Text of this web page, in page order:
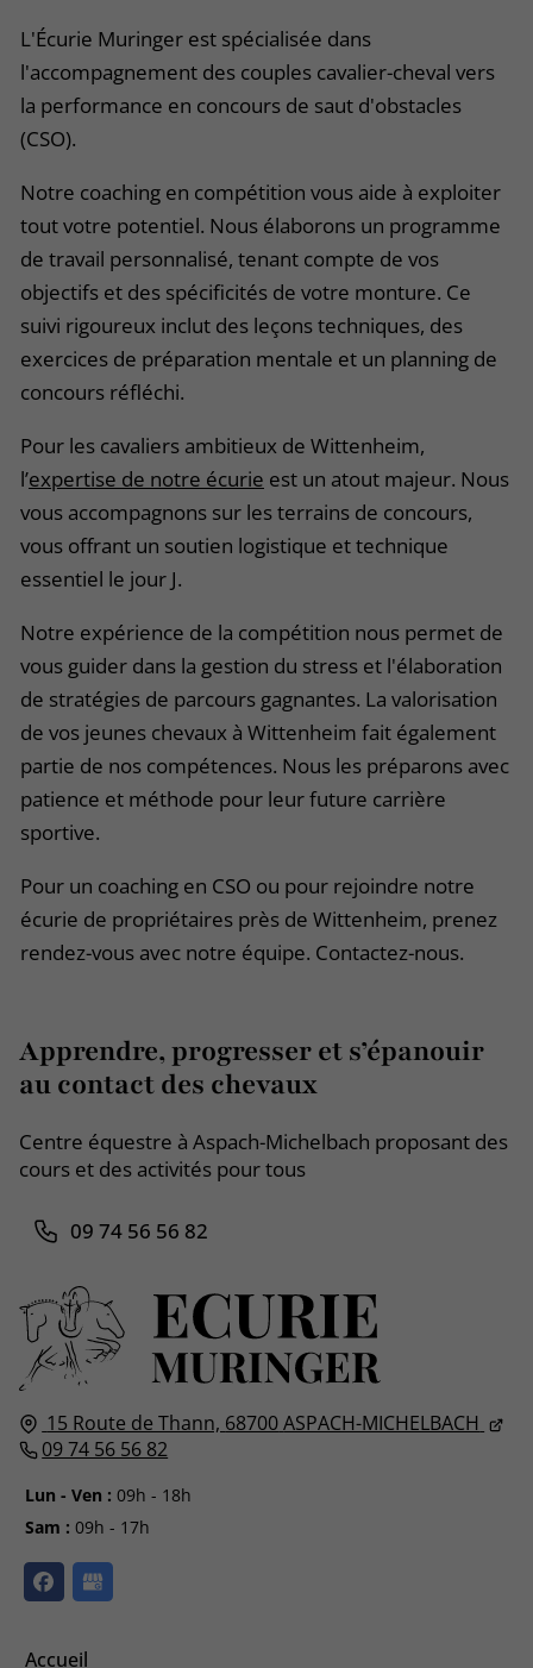
L'Écurie Muringer est spécialisée dans
l'accompagnement des couples cavalier-cheval vers
la performance en concours de saut d'obstacles
(CSO).
Notre coaching en compétition vous aide à exploiter
tout votre potentiel. Nous élaborons un programme
de travail personnalisé, tenant compte de vos
objectifs et des spécificités de votre monture. Ce
suivi rigoureux inclut des leçons techniques, des
exercices de préparation mentale et un planning de
concours réfléchi.
Pour les cavaliers ambitieux de Wittenheim,
l’expertise de notre écurie est un atout majeur. Nous
vous accompagnons sur les terrains de concours,
vous offrant un soutien logistique et technique
essentiel le jour J.
Notre expérience de la compétition nous permet de
vous guider dans la gestion du stress et l'élaboration
de stratégies de parcours gagnantes. La valorisation
de vos jeunes chevaux à Wittenheim fait également
partie de nos compétences. Nous les préparons avec
patience et méthode pour leur future carrière
sportive.
Pour un coaching en CSO ou pour rejoindre notre
écurie de propriétaires près de Wittenheim, prenez
rendez-vous avec notre équipe. Contactez-nous.
15 Route de Thann, 68700ASPACH-MICHELBACH
09 74 56 56 82
Lun - Ven : 09h - 18h
Sam : 09h - 17h
Accueil
Apprendre, progresser et s’épanouir
au contact des chevaux
Centre équestre à Aspach-Michelbach proposant des
cours et des activités pour tous
09 74 56 56 82